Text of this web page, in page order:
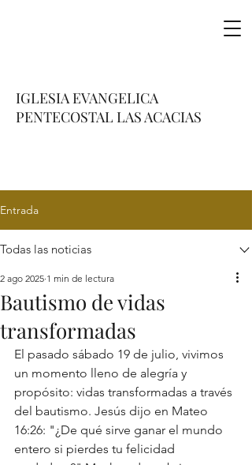
IGLESIA EVANGELICA
PENTECOSTAL LAS ACACIAS
Entrada
Todas las noticias
Bautismo de vidas
transformadas
2 ago 2025 1 min de lectura
El pasado sábado 19 de julio, vivimos
un momento lleno de alegría y
propósito: vidas transformadas a través
del bautismo. Jesús dijo en Mateo
16:26: "¿De qué sirve ganar el mundo
entero si pierdes tu felicidad